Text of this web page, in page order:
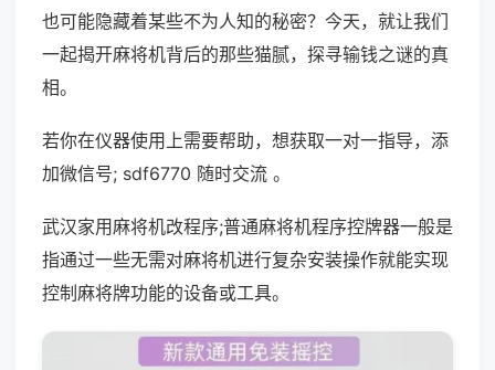
也可能隐藏着某些不为人知的秘密？今天，就让我们
一起揭开麻将机背后的那些猫腻，探寻输钱之谜的真
相。
若你在仪器使用上需要帮助，想获取一对一指导，添
加微信号; sdf6770 随时交流 。
武汉家用麻将机改程序;普通麻将机程序控牌器一般是
指通过一些无需对麻将机进行复杂安装操作就能实现
控制麻将牌功能的设备或工具。